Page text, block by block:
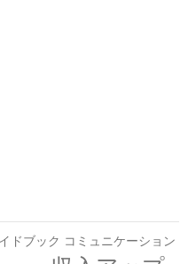
ドブック コミュニケーション